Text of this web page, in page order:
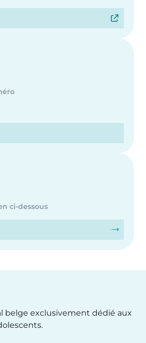
ci-dessous
belge exclusivement dédié aux